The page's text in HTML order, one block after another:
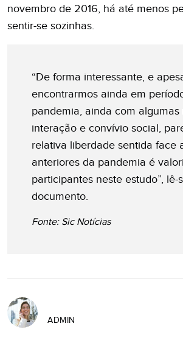
novembro de 2016, há até menos
sentir-se sozinhas.
“De forma interessante, e
encontrarmos ainda em
pandemia, ainda com algumas
interação e convívio social,
relativa liberdade sentida face
anteriores da pandemia é
participantes neste estudo”, lê-
documento.
Fonte: Sic Notícias
ADMIN